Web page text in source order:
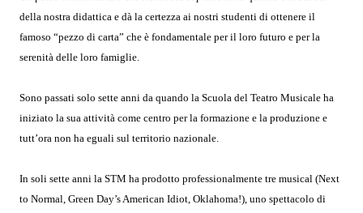
della nostra didattica e dà la certezza ai nostri studenti di ottenere il
famoso “pezzo di carta” che è fondamentale per il loro futuro e per la
serenità delle loro famiglie.
Sono passati solo sette anni da quando la Scuola del Teatro Musicale ha
iniziato la sua attività come centro per la formazione e la produzione e
tutt’ora non ha eguali sul territorio nazionale.
In soli sette anni la STM ha prodotto professionalmente tre musical (Next
to Normal, Green Day’s American Idiot, Oklahoma!), uno spettacolo di